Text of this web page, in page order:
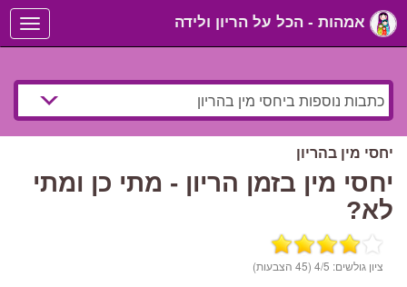
Toggle
navigation
יחסי מין בהריון
יחסי מין בזמן הריון - מתי כן ומתי
לא?
ציון גולשים: 4/5 (45 הצבעות)